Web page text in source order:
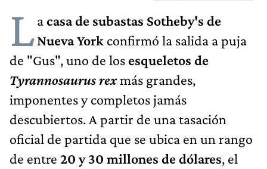
Lacasa de subastas Sotheby's de
Nueva York confirmó la salida a puja
de "Gus", uno de los esqueletos de
Tyrannosaurusrexmás grandes,
imponentes y completos jamás
descubiertos. A partir de una tasación
oficial de partida que se ubica en un rango
de entre 20 y 30 millones de dólares, el